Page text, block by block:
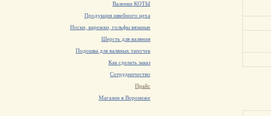
Валенки КОТЫ
Продукция швейного цеха
Носки, варежки, гольфы вязаные
Шерсть для валяния
Подошва для валяных тапочек
Как сделать заказ
Сотрудничество
Прайс
Магазин в Воронеже